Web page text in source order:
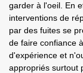
garder à l'oeil. En
interventions de
par des fuites se
de faire confiance
d'expérience et
appropriés surtout